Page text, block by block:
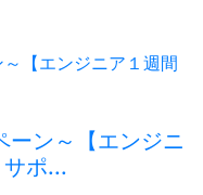
ーン～【エンジニ
ポ...